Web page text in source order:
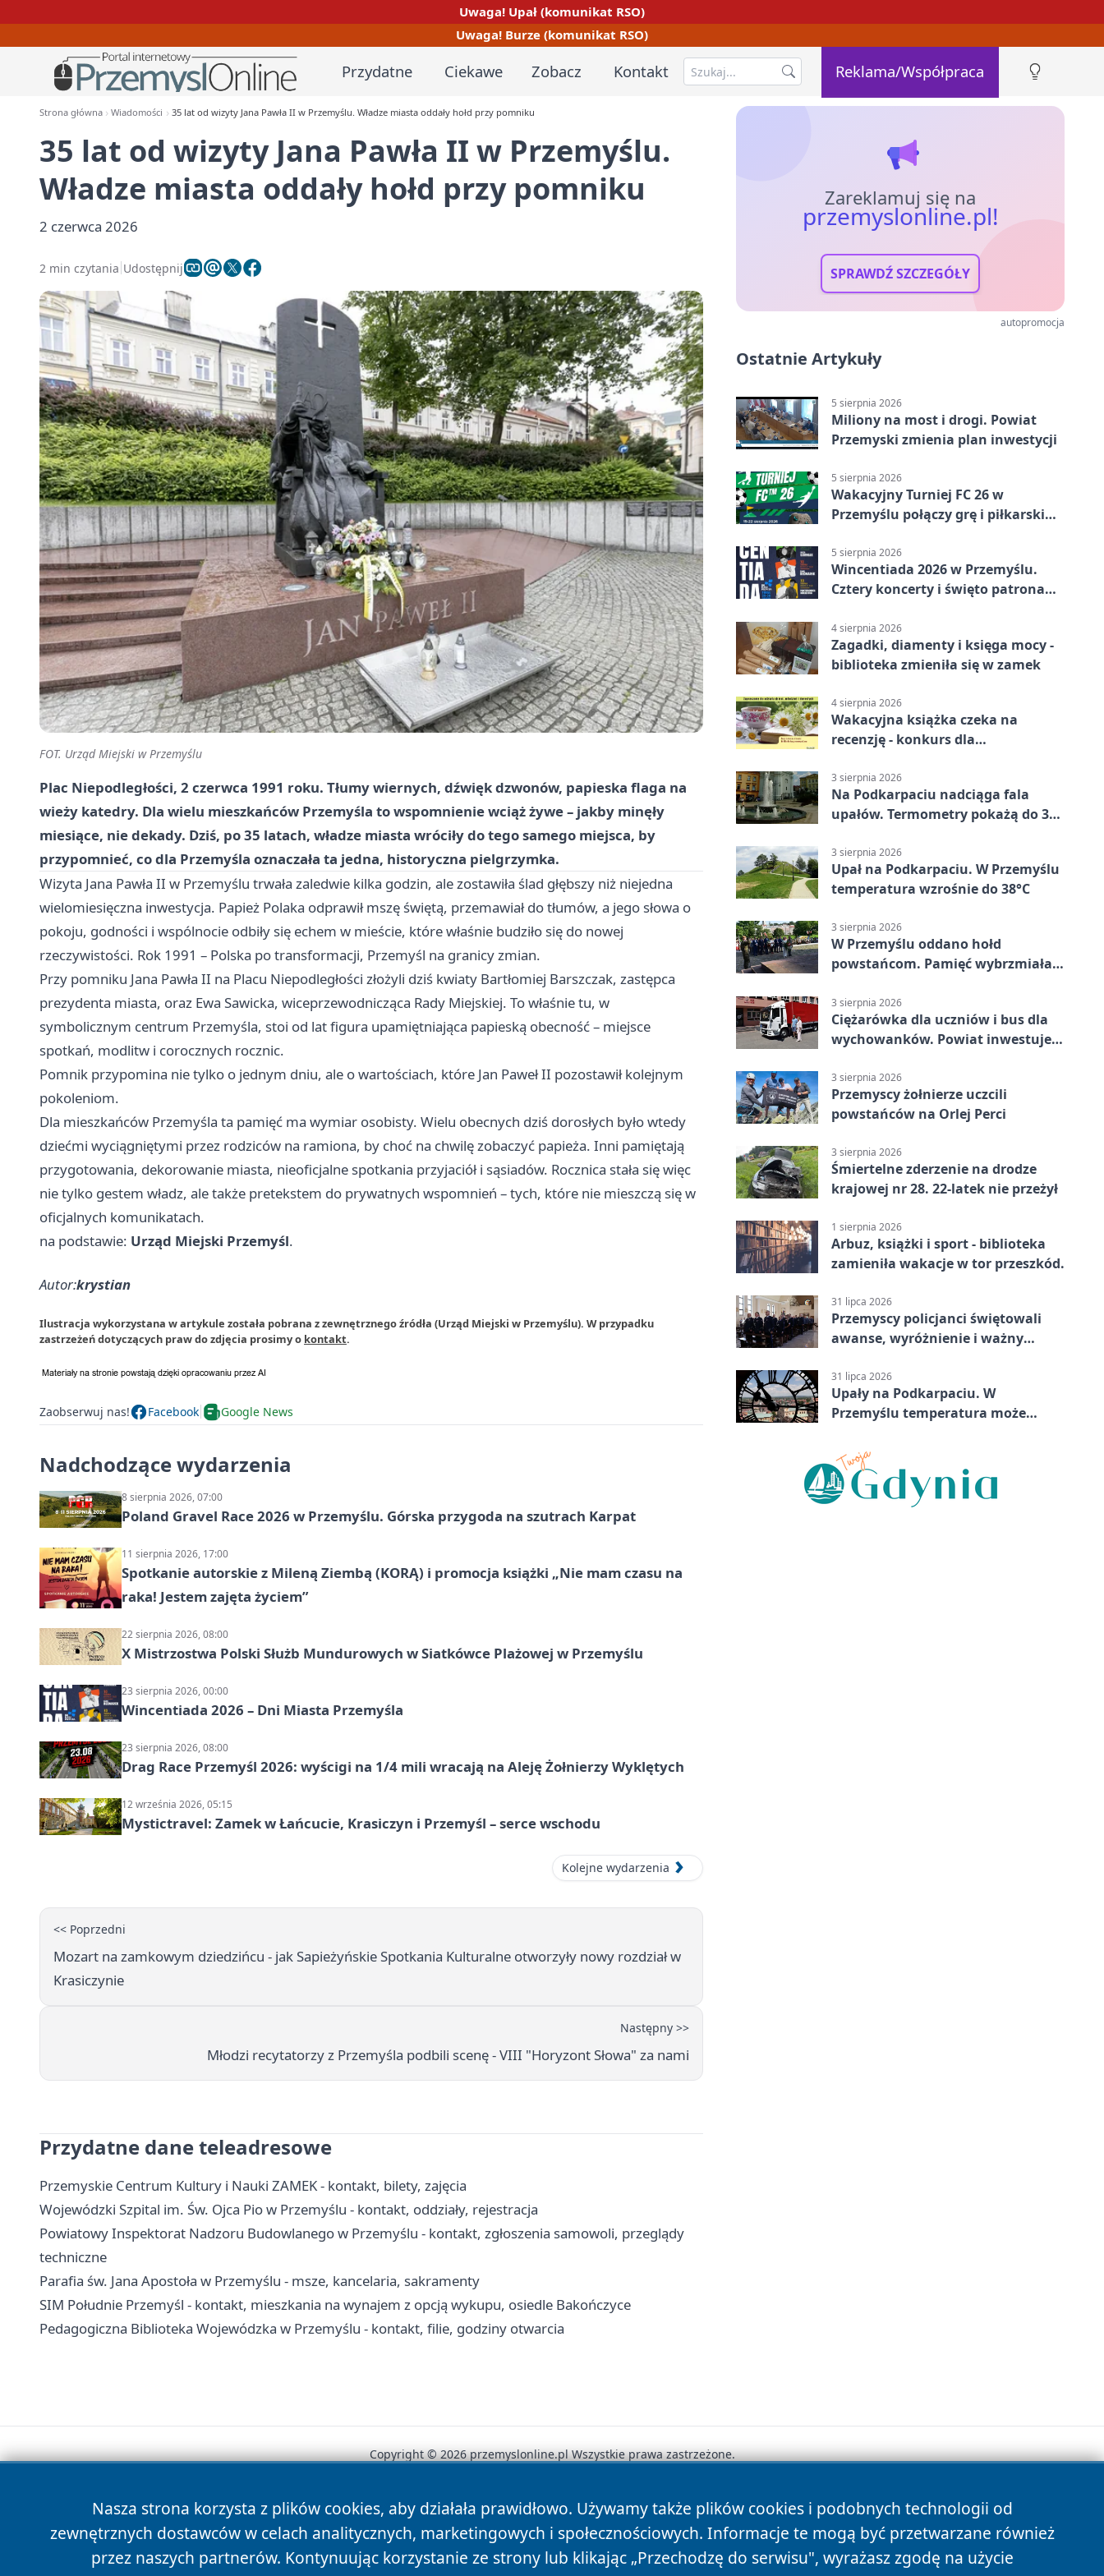
Uwaga! Upał (komunikat RSO)
Uwaga! Burze (komunikat RSO)
Przydatne Ciekawe Zobacz Kontakt Reklama/Współpraca
Strona główna Wiadomości 35 lat od wizyty Jana Pawła II w Przemyślu. Władze miasta oddały hołd przy pomniku
35 lat od wizyty Jana Pawła II w Przemyślu.
Władze miasta oddały hołd przy pomniku
2 czerwca 2026
2 min czytania Udostępnij
FOT. Urząd Miejski w Przemyślu
Plac Niepodległości, 2 czerwca 1991 roku. Tłumy wiernych, dźwięk dzwonów, papieska flaga na
wieży katedry. Dla wielu mieszkańców Przemyśla to wspomnienie wciąż żywe – jakby minęły
miesiące, nie dekady. Dziś, po 35 latach, władze miasta wróciły do tego samego miejsca, by
przypomnieć, co dla Przemyśla oznaczała ta jedna, historyczna pielgrzymka.
Wizyta Jana Pawła II w Przemyślu trwała zaledwie kilka godzin, ale zostawiła ślad głębszy niż niejedna
wielomiesięczna inwestycja. Papież Polaka odprawił mszę świętą, przemawiał do tłumów, a jego słowa o
pokoju, godności i wspólnocie odbiły się echem w mieście, które właśnie budziło się do nowej
rzeczywistości. Rok 1991 – Polska po transformacji, Przemyśl na granicy zmian.
Przy pomniku Jana Pawła II na Placu Niepodległości złożyli dziś kwiaty Bartłomiej Barszczak, zastępca
prezydenta miasta, oraz Ewa Sawicka, wiceprzewodnicząca Rady Miejskiej. To właśnie tu, w
symbolicznym centrum Przemyśla, stoi od lat figura upamiętniająca papieską obecność – miejsce
spotkań, modlitw i corocznych rocznic.
Pomnik przypomina nie tylko o jednym dniu, ale o wartościach, które Jan Paweł II pozostawił kolejnym
pokoleniom.
Dla mieszkańców Przemyśla ta pamięć ma wymiar osobisty. Wielu obecnych dziś dorosłych było wtedy
dziećmi wyciągniętymi przez rodziców na ramiona, by choć na chwilę zobaczyć papieża. Inni pamiętają
przygotowania, dekorowanie miasta, nieoficjalne spotkania przyjaciół i sąsiadów. Rocznica stała się więc
nie tylko gestem władz, ale także pretekstem do prywatnych wspomnień – tych, które nie mieszczą się w
oficjalnych komunikatach.
na podstawie: Urząd Miejski Przemyśl.
Autor:krystian
Ilustracja wykorzystana w artykule została pobrana z zewnętrznego źródła (Urząd Miejski w Przemyślu). W przypadku
zastrzeżeń dotyczących praw do zdjęcia prosimy o kontakt.
Zaobserwuj nas! Facebook Google News
Nadchodzące wydarzenia
8 sierpnia 2026, 07:00
Poland Gravel Race 2026 w Przemyślu. Górska przygoda na szutrach Karpat
11 sierpnia 2026, 17:00
Spotkanie autorskie z Mileną Ziembą (KORĄ) i promocja książki „Nie mam czasu na
raka! Jestem zajęta życiem”
22 sierpnia 2026, 08:00
X Mistrzostwa Polski Służb Mundurowych w Siatkówce Plażowej w Przemyślu
23 sierpnia 2026, 00:00
Wincentiada 2026 – Dni Miasta Przemyśla
23 sierpnia 2026, 08:00
Drag Race Przemyśl 2026: wyścigi na 1/4 mili wracają na Aleję Żołnierzy Wyklętych
12 września 2026, 05:15
Mystictravel: Zamek w Łańcucie, Krasiczyn i Przemyśl – serce wschodu
Kolejne wydarzenia
<< Poprzedni
Mozart na zamkowym dziedzińcu - jak Sapieżyńskie Spotkania Kulturalne otworzyły nowy rozdział w
Krasiczynie
Następny >>
Młodzi recytatorzy z Przemyśla podbili scenę - VIII "Horyzont Słowa" za nami
Przydatne dane teleadresowe
Przemyskie Centrum Kultury i Nauki ZAMEK - kontakt, bilety, zajęcia
Wojewódzki Szpital im. Św. Ojca Pio w Przemyślu - kontakt, oddziały, rejestracja
Powiatowy Inspektorat Nadzoru Budowlanego w Przemyślu - kontakt, zgłoszenia samowoli, przeglądy
techniczne
Parafia św. Jana Apostoła w Przemyślu - msze, kancelaria, sakramenty
SIM Południe Przemyśl - kontakt, mieszkania na wynajem z opcją wykupu, osiedle Bakończyce
Pedagogiczna Biblioteka Wojewódzka w Przemyślu - kontakt, filie, godziny otwarcia
Zareklamuj się na
przemyslonline.pl!
SPRAWDŹ SZCZEGÓŁY
autopromocja
Ostatnie Artykuły
5 sierpnia 2026
Miliony na most i drogi. Powiat
Przemyski zmienia plan inwestycji
5 sierpnia 2026
Wakacyjny Turniej FC 26 w
Przemyślu połączy grę i piłkarski
5 sierpnia 2026
Wincentiada 2026 w Przemyślu.
Cztery koncerty i święto patrona
4 sierpnia 2026
Zagadki, diamenty i księga mocy -
biblioteka zmieniła się w zamek
4 sierpnia 2026
Wakacyjna książka czeka na
recenzję - konkurs dla
3 sierpnia 2026
Na Podkarpaciu nadciąga fala
upałów. Termometry pokażą do 36
3 sierpnia 2026
Upał na Podkarpaciu. W Przemyślu
temperatura wzrośnie do 38°C
3 sierpnia 2026
W Przemyślu oddano hołd
powstańcom. Pamięć wybrzmiała
3 sierpnia 2026
Ciężarówka dla uczniów i bus dla
wychowanków. Powiat inwestuje
3 sierpnia 2026
Przemyscy żołnierze uczcili
powstańców na Orlej Perci
3 sierpnia 2026
Śmiertelne zderzenie na drodze
krajowej nr 28. 22-latek nie przeżył
1 sierpnia 2026
Arbuz, książki i sport - biblioteka
zamieniła wakacje w tor przeszkód.
31 lipca 2026
Przemyscy policjanci świętowali
awanse, wyróżnienie i ważny
31 lipca 2026
Upały na Podkarpaciu. W
Przemyślu temperatura może
Nasza strona korzysta z plików cookies, aby działała prawidłowo. Używamy także plików cookies i podobnych technologii od
zewnętrznych dostawców w celach analitycznych, marketingowych i społecznościowych. Informacje te mogą być przetwarzane również
przez naszych partnerów. Kontynuując korzystanie ze strony lub klikając „Przechodzę do serwisu", wyrażasz zgodę na użycie
Copyright © 2026 przemyslonline.pl Wszystkie prawa zastrzeżone.
News Autorzy Polityka Prywatności Polityka Cookies